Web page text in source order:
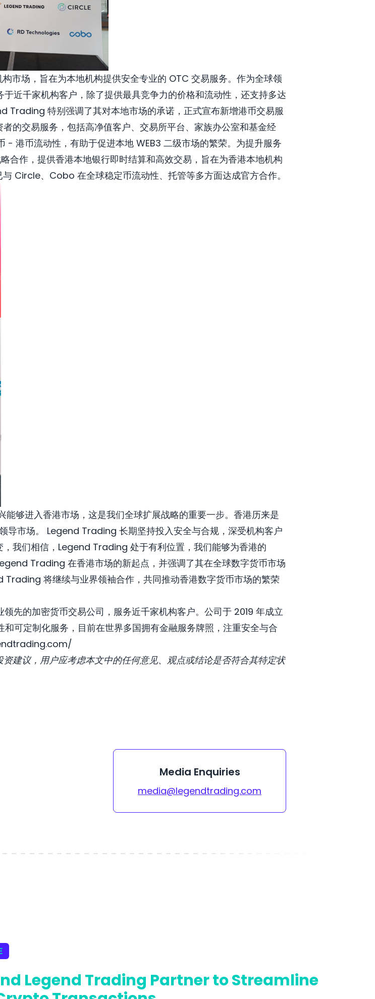
市场，旨在为本地机构提供安全专业的 OTC 交易服务。作为全球领
近千家机构客户，除了提供最具竞争力的价格和流动性，还支持多达
Trading 特别强调了其对本地市场的承诺，正式宣布新增港币交易服
的交易服务，包括高净值客户、交易所平台、家族办公室和基金经
港币流动性，有助于促进本地 WEB3 二级市场的繁荣。为提升服务
作，提供香港本地银行即时结算和高效交易，旨在为香港本地机构
Circle、Cobo 在全球稳定币流动性、托管等多方面达成官方合作。
够进入香港市场，这是我们全球扩展战略的重要一步。香港历来是
导市场。 Legend Trading 长期坚持投入安全与合规，深受机构客户
我们相信，Legend Trading 处于有利位置，我们能够为香港的
Trading 在香港市场的新起点，并强调了其在全球数字货币市场
将继续与业界领袖合作，共同推动香港数字货币市场的繁荣
先的加密货币交易公司，服务近千家机构客户。公司于 2019 年成立
可定制化服务，目前在世界多国拥有金融服务牌照，注重安全与合
建议，用户应考虑本文中的任何意见、观点或结论是否符合其特定状
Media Enquiries
media@legendtrading.com
Legend Trading Partner to Streamline